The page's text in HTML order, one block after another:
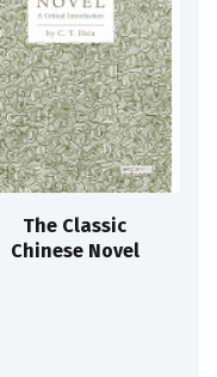
The Classic
Chinese Novel